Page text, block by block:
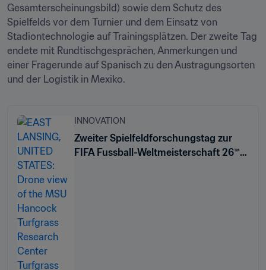
Gesamterscheinungsbild) sowie dem Schutz des
Spielfelds vor dem Turnier und dem Einsatz von
Stadiontechnologie auf Trainingsplätzen. Der zweite Tag
endete mit Rundtischgesprächen, Anmerkungen und
einer Fragerunde auf Spanisch zu den Austragungsorten
und der Logistik in Mexiko.
INNOVATION
Zweiter Spielfeldforschungstag zur
FIFA Fussball-Weltmeisterschaft 26™